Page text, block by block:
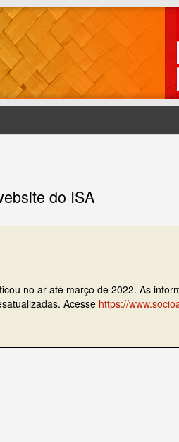
do ISA
no ar até março de 2022. As
Acesse https://